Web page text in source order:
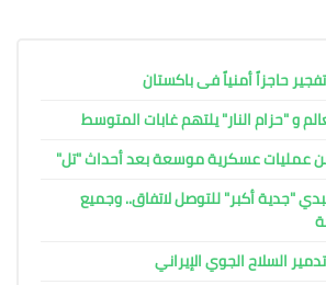
حاجزاً أمنياً فى باكستان
و "حزام النار" يلتهم غابات المتوسط
عمليات عسكرية موسعة بعد أحداث "تل"
"جدية أكبر" للتوصل لاتفاق.. وجميع
السلاح الجوي الإيراني